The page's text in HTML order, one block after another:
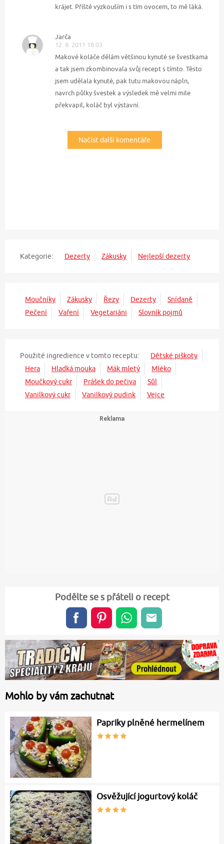
krájet. Příště vyzkouším i s tím ovocem, to mě láká.
Jarča
12. 8. 2011 18:03
Makové koláče dělám většinou kynuté se švestkama
a tak jsem zkombinovala svůj recept s tímto. Těsto
jsem udělala kynuté, pak tutu makovou nápln,
navrch půlky švestek a výsledek mě velmi mile
překvapil, koláč byl výstavní.
Načíst další komentáře
Kategorie: Dezerty Zákusky Nejlepší dezerty
Moučníky Zákusky Řezy Dezerty
Snídaně
Pečení
Vaření Vegetariáni Slovník pojmů
Použité ingredience v tomto receptu:
Dětské piškoty
Hera
Hladká mouka Mák mletý
Mléko
Moučkový cukr
Prášek do pečiva
Sůl
Vanilkový cukr
Vanilkový pudink Vejce
Podělte se s přáteli o recept
Mohlo by vám zachutnat
Papriky plněné hermelínem
Osvěžující jogurtový koláč